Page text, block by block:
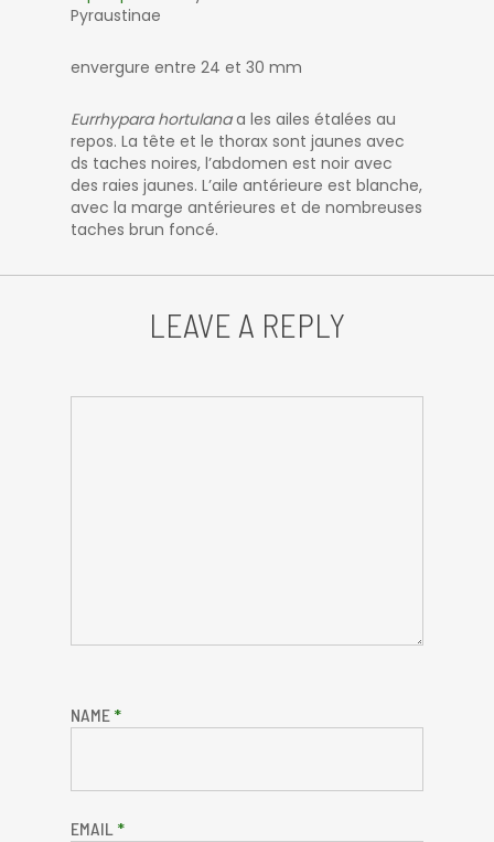
Pyraustinae
envergure entre 24 et 30 mm
Eurrhypara hortulanaa les ailes étalées au
repos. La tête et le thorax sont jaunes avec
ds taches noires, l’abdomen est noir avec
des raies jaunes. L’aile antérieure est blanche,
avec la marge antérieures et de nombreuses
taches brun foncé.
LEAVE A REPLY
NAME *
EMAIL *